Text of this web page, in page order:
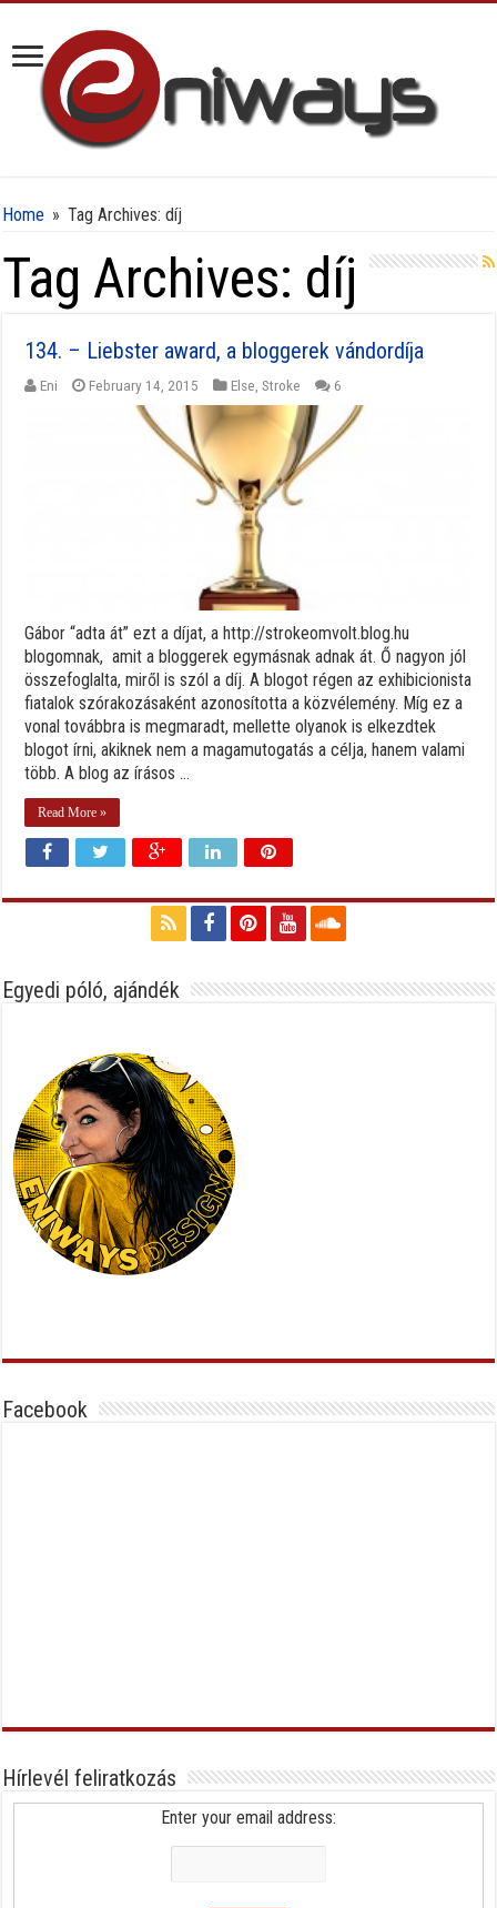
Home » Tag Archives: díj
Tag Archives: díj
134. – Liebster award, a bloggerek vándordíja
Eni February 14, 2015 Else ,Stroke 6
Gábor “adta át” ezt a díjat, a http://strokeomvolt.blog.hu
blogomnak, amit a bloggerek egymásnak adnak át. Ő nagyon jól
összefoglalta, miről is szól a díj. A blogot régen az exhibicionista
fiatalok szórakozásaként azonosította a közvélemény. Míg ez a
vonal továbbra is megmaradt, mellette olyanok is elkezdtek
blogot írni, akiknek nem a magamutogatás a célja, hanem valami
több. A blog az írásos ...
Read More »
Egyedi póló, ajándék
Facebook
Hírlevél feliratkozás
Enter your email address: